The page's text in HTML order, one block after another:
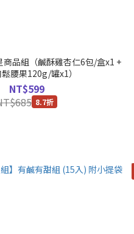
品組（鹹酥雞杏仁6包/盒x1 +
腰果120g/罐x1）
NT$599
8.7折